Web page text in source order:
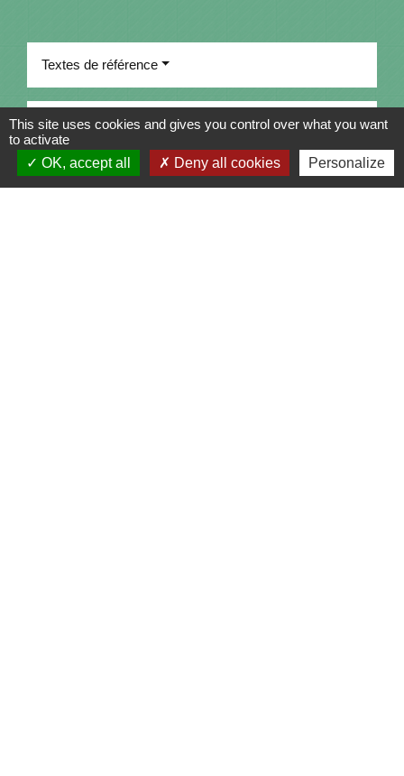
Textes de référence
Et aussi
Congé de maternité dans la fonction publique
Travail - Formation
This site uses cookies and gives you control over what you want
to activate
OK, accept all
Deny all cookies Personalize